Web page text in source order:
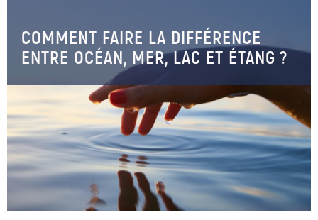
–
COMMENT FAIRE LA DIFFÉRENCE
ENTRE OCÉAN, MER, LAC ET ÉTANG ?